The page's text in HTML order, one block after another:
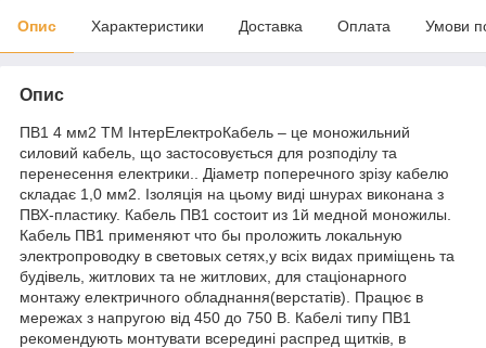
Опис Характеристики Доставка Оплата Умови
Опис
ПВ1 4 мм2 ТМ ІнтерЕлектроКабель – це моножильний
силовий кабель, що застосовується для розподілу та
перенесення електрики.. Діаметр поперечного зрізу кабелю
складає 1,0 мм2. Ізоляція на цьому виді шнурах виконана з
ПВХ-пластику. Кабель ПВ1 состоит из 1й медной моножилы.
Кабель ПВ1 применяют что бы проложить локальную
электропроводку в световых сетях,у всіх видах приміщень та
будівель, житлових та не житлових, для стаціонарного
монтажу електричного обладнання(верстатів). Працює в
мережах з напругою від 450 до 750 В. Кабелі типу ПВ1
рекомендують монтувати всередині распред щитків, в